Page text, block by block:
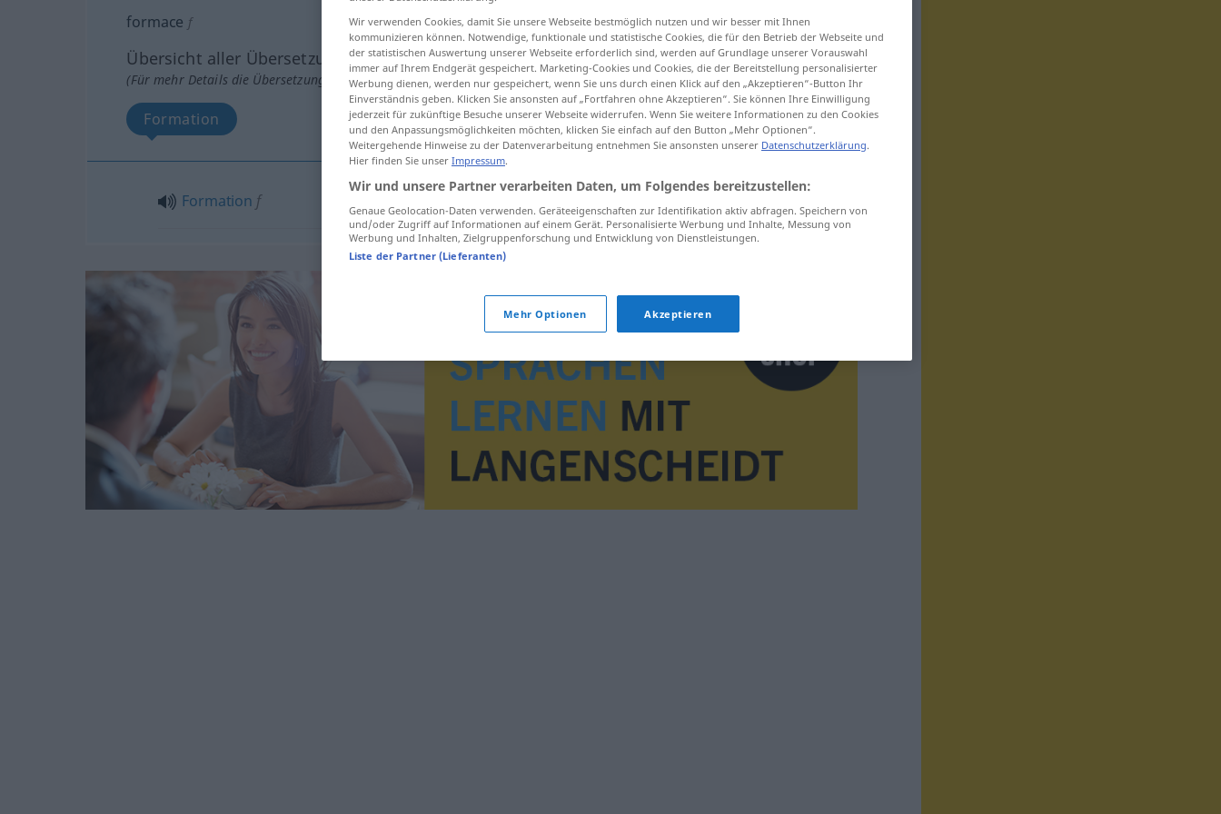
formace f
Übersicht aller Übersetzungen
(Für mehr Details die Übersetzung anklicken/antippen)
Formation
Formation f
Wir verwenden Cookies, damit Sie unsere Webseite bestmöglich nutzen und wir besser mit Ihnen
kommunizieren können. Notwendige, funktionale und statistische Cookies, die für den Betrieb der Webseite und
der statistischen Auswertung unserer Webseite erforderlich sind, werden auf Grundlage unserer Vorauswahl
immer auf Ihrem Endgerät gespeichert. Marketing-Cookies und Cookies, die der Bereitstellung personalisierter
Werbung dienen, werden nur gespeichert, wenn Sie uns durch einen Klick auf den „Akzeptieren“-Button Ihr
Einverständnis geben. Klicken Sie ansonsten auf „Fortfahren ohne Akzeptieren“. Sie können Ihre Einwilligung
jederzeit für zukünftige Besuche unserer Webseite widerrufen. Wenn Sie weitere Informationen zu den Cookies
und den Anpassungsmöglichkeiten möchten, klicken Sie einfach auf den Button „Mehr Optionen“.
Weitergehende Hinweise zu der Datenverarbeitung entnehmen Sie ansonsten unserer Datenschutzerklärung.
Hier finden Sie unser Impressum.
Wir und unsere Partner verarbeiten Daten, um Folgendes bereitzustellen:
Genaue Geolocation-Daten verwenden. Geräteeigenschaften zur Identifikation aktiv abfragen. Speichern von
und/oder Zugriff auf Informationen auf einem Gerät. Personalisierte Werbung und Inhalte, Messung von
Werbung und Inhalten, Zielgruppenforschung und Entwicklung von Dienstleistungen.
Liste der Partner (Lieferanten)
Mehr Optionen Akzeptieren